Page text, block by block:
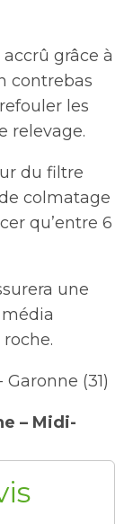
accrû grâce à
contrebas
les
relevage.
du filtre
colmatage
qu’entre 6
une
(31)
– Midi-